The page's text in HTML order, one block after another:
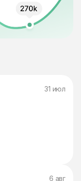
31 июл
6 авг